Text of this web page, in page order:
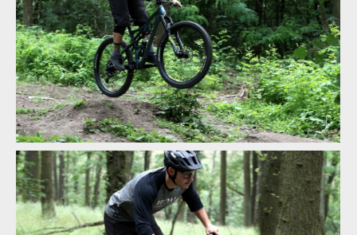
Test: Whyte T130 - trailbike, co si jede ve vlastní kategorii
Test: Whyte T130 - trailbike, co si jede ve vlastní kategorii